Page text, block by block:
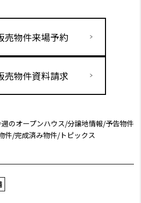
売物件来場予約
売物件資料請求
のオープンハウス/分譲地情報/予告物件
件/完成済み物件/トピックス